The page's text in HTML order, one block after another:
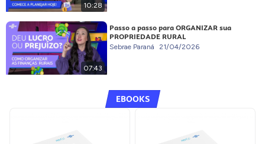
10:28
07:43
Passo a passo para ORGANIZAR sua
PROPRIEDADE RURAL
Sebrae Paraná 21/04/2026
EBOOKS